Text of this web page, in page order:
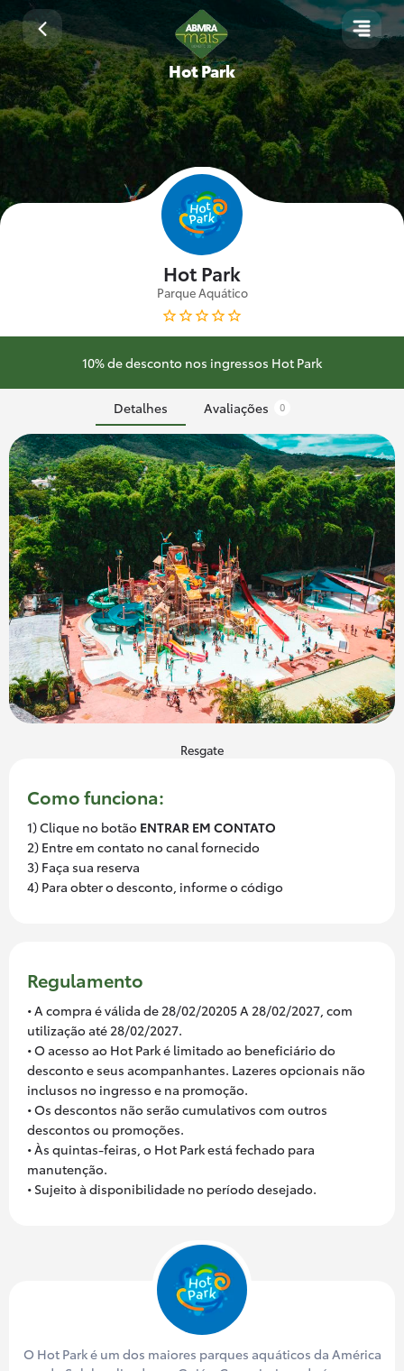
Hot Park
Hot Park
Parque Aquático
10% de desconto nos ingressos Hot Park
Detalhes Avaliações 0
Resgate
Como funciona:
1) Clique no botão ENTRAR EM CONTATO
2) Entre em contato no canal fornecido
3) Faça sua reserva
4) Para obter o desconto, informe o código
Regulamento
• A compra é válida de 28/02/20205 A 28/02/2027, com
utilização até 28/02/2027.
• O acesso ao Hot Park é limitado ao beneficiário do
desconto e seus acompanhantes. Lazeres opcionais não
inclusos no ingresso e na promoção.
• Os descontos não serão cumulativos com outros
descontos ou promoções.
• Às quintas-feiras, o Hot Park está fechado para
manutenção.
• Sujeito à disponibilidade no período desejado.
O Hot Park é um dos maiores parques aquáticos da América